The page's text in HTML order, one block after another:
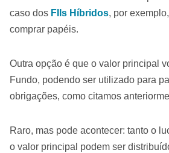
caso dos FIIs Híbridos, por
comprar papéis.
Outra opção é que o valor principal
Fundo, podendo ser utilizado para
obrigações, como citamos
Raro, mas pode acontecer: tanto o
o valor principal podem ser